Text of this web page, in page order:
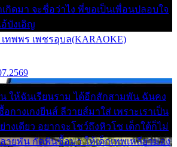
เกิดมา จะชื่อว่าไง พี่ขอเป็นเพื่อนปลอบใจ
บังเอิญ
ทพพร เพชรอุบล(KARAOKE)
ให้ฉันเรียนราม ได้อีกสักสามพัน ฉันคง
กางเกงยีนส์ ลีวายส์มาใส่ เพราะเราเป็น
างเดียว อยากจะโชว์ถึงหิวโซ เด็กใต้ก็ไม่
ายพัน กัดฟันซื้อมา ให้เด็กเทพเหลียวมอง